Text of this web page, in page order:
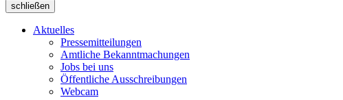
schließen
Aktuelles
Pressemitteilungen
Amtliche Bekanntmachungen
Jobs bei uns
Öffentliche Ausschreibungen
Webcam